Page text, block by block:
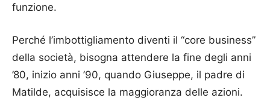
funzione.
Perché l’imbottigliamento diventi il “core business”
della società, bisogna attendere la fine degli anni
’80, inizio anni ’90, quando Giuseppe, il padre di
Matilde, acquisisce la maggioranza delle azioni.